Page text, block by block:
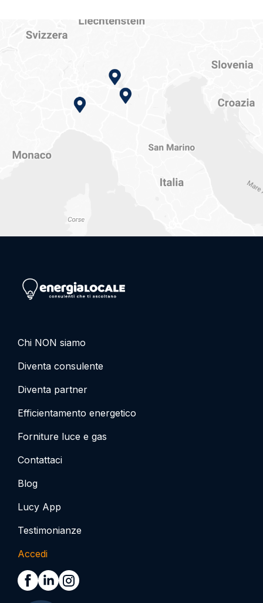
Vai alla home page
Chi NON siamo
Diventa consulente
Diventa partner
Efficientamento energetico
Forniture luce e gas
Contattaci
Blog
Lucy App
Testimonianze
Accedi